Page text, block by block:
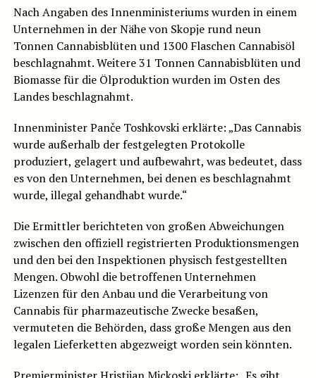
Nach Angaben des Innenministeriums wurden in einem
Unternehmen in der Nähe von Skopje rund neun
Tonnen Cannabisblüten und 1300 Flaschen Cannabisöl
beschlagnahmt. Weitere 31 Tonnen Cannabisblüten und
Biomasse für die Ölproduktion wurden im Osten des
Landes beschlagnahmt.
Innenminister Panče Toshkovski erklärte: „Das Cannabis
wurde außerhalb der festgelegten Protokolle
produziert, gelagert und aufbewahrt, was bedeutet, dass
es von den Unternehmen, bei denen es beschlagnahmt
wurde, illegal gehandhabt wurde.“
Die Ermittler berichteten von großen Abweichungen
zwischen den offiziell registrierten Produktionsmengen
und den bei den Inspektionen physisch festgestellten
Mengen. Obwohl die betroffenen Unternehmen
Lizenzen für den Anbau und die Verarbeitung von
Cannabis für pharmazeutische Zwecke besaßen,
vermuteten die Behörden, dass große Mengen aus den
legalen Lieferketten abgezweigt worden sein könnten.